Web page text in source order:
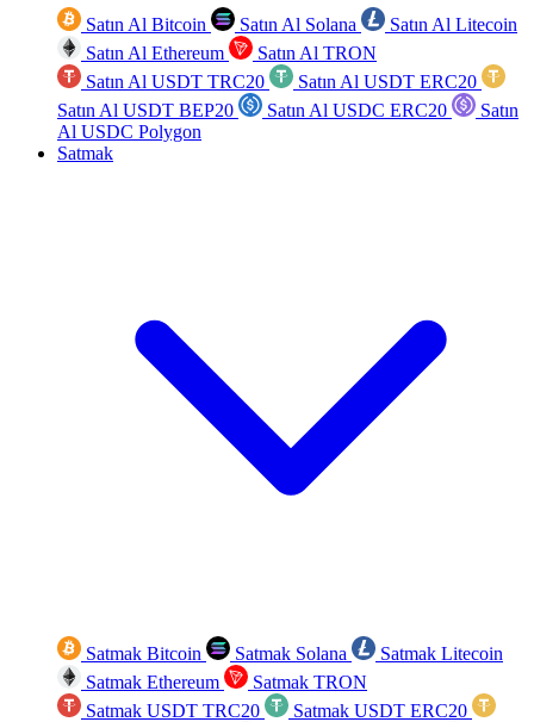
Satın Al Bitcoin Satın Al Solana
Satın Al Litecoin
Satın Al Ethereum
Satın Al TRON
Satın Al USDT TRC20
Satın Al USDT ERC20
Satın Al USDT BEP20
Satın Al USDC ERC20
Satın
Al USDC Polygon
Satmak
Satmak Bitcoin Satmak Solana
Satmak Litecoin
Satmak Ethereum
Satmak TRON
Satmak USDT TRC20
Satmak USDT ERC20